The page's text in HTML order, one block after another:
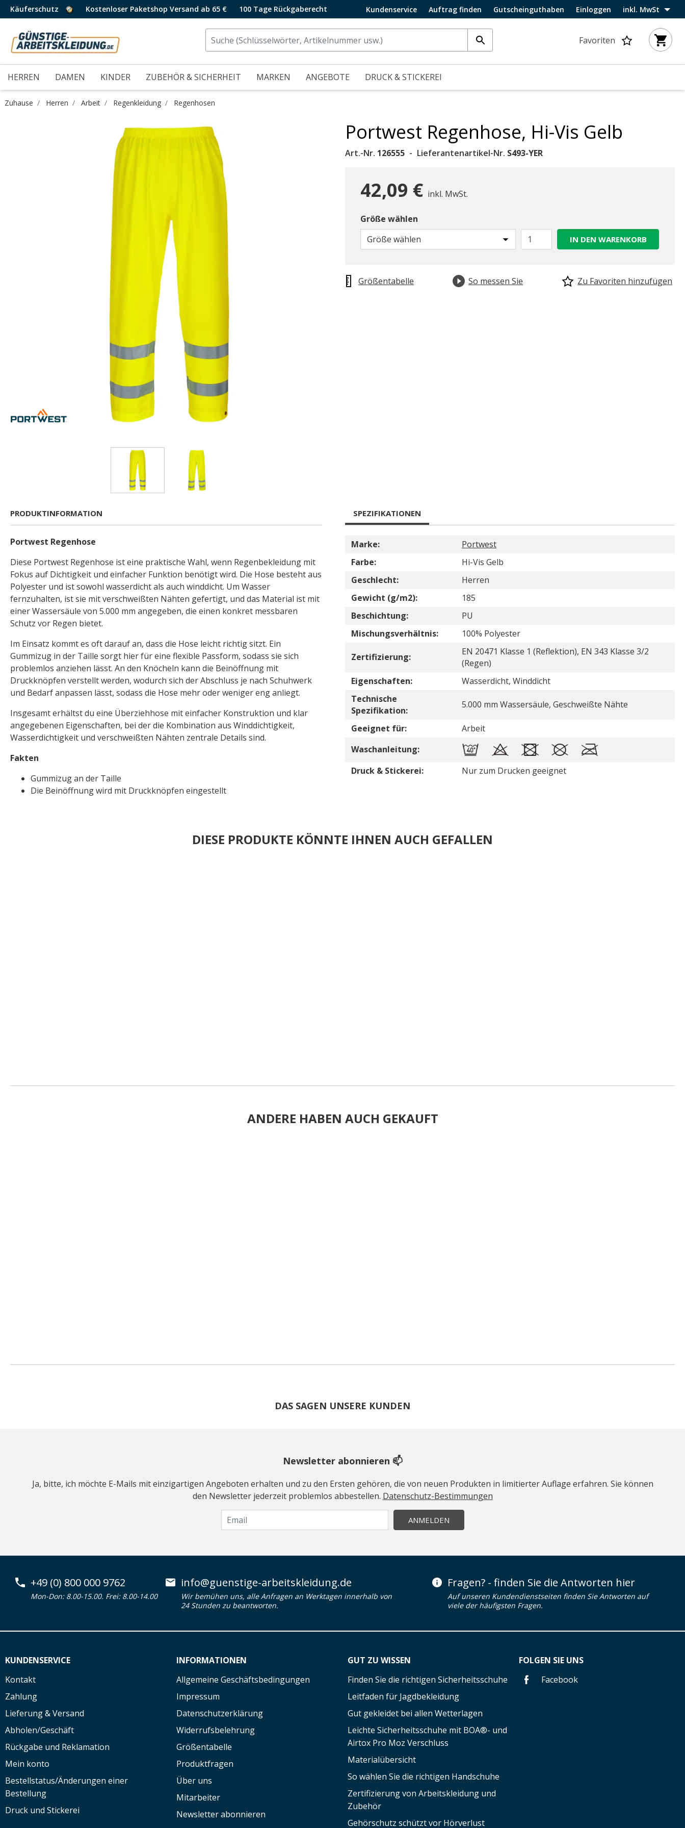
Käuferschutz Kostenloser Paketshop Versand ab 65 € 100 Tage Rückgaberecht Kundenservice Auftrag finden Gutscheinguthaben Einloggen inkl. MwSt
Favoriten
HERREN DAMEN KINDER ZUBEHÖR & SICHERHEIT MARKEN ANGEBOTE DRUCK & STICKEREI
Zuhause Herren Arbeit Regenkleidung Regenhosen
Portwest Regenhose, Hi-Vis Gelb
Art.-Nr. 126555 Lieferantenartikel-Nr. S493-YER
42,09 € inkl. MwSt.
Größe wählen
Größe wählen
IN DEN WARENKORB
Größentabelle So messen Sie Zu Favoriten hinzufügen
PRODUKTINFORMATION
Portwest Regenhose
Diese Portwest Regenhose ist eine praktische Wahl, wenn Regenbekleidung mit
Fokus auf Dichtigkeit und einfacher Funktion benötigt wird. Die Hose besteht aus
Polyester und ist sowohl wasserdicht als auch winddicht. Um Wasser
fernzuhalten, ist sie mit verschweißten Nähten gefertigt, und das Material ist mit
einer Wassersäule von 5.000 mm angegeben, die einen konkret messbaren
Schutz vor Regen bietet.
Im Einsatz kommt es oft darauf an, dass die Hose leicht richtig sitzt. Ein
Gummizug in der Taille sorgt hier für eine flexible Passform, sodass sie sich
problemlos anziehen lässt. An den Knöcheln kann die Beinöffnung mit
Druckknöpfen verstellt werden, wodurch sich der Abschluss je nach Schuhwerk
und Bedarf anpassen lässt, sodass die Hose mehr oder weniger eng anliegt.
Insgesamt erhältst du eine Überziehhose mit einfacher Konstruktion und klar
angegebenen Eigenschaften, bei der die Kombination aus Winddichtigkeit,
Wasserdichtigkeit und verschweißten Nähten zentrale Details sind.
Fakten
Gummizug an der Taille
Die Beinöffnung wird mit Druckknöpfen eingestellt
SPEZIFIKATIONEN
Marke:
Portwest
Farbe:
Hi-Vis Gelb
Geschlecht:
Herren
Gewicht (g/m2):
185
Beschichtung:
PU
Mischungsverhältnis:
100% Polyester
Zertifizierung:
EN 20471 Klasse 1 (Reflektion), EN 343 Klasse 3/2
(Regen)
Eigenschaften:
Wasserdicht, Winddicht
Technische
Spezifikation:
5.000 mm Wassersäule, Geschweißte Nähte
Geeignet für:
Arbeit
Waschanleitung:
Druck & Stickerei:
Nur zum Drucken geeignet
DIESE PRODUKTE KÖNNTE IHNEN AUCH GEFALLEN
ANDERE HABEN AUCH GEKAUFT
DAS SAGEN UNSERE KUNDEN
Newsletter abonnieren 📫
Ja, bitte, ich möchte E-Mails mit einzigartigen Angeboten erhalten und zu den Ersten gehören, die von neuen Produkten in limitierter Auflage erfahren. Sie können
den Newsletter jederzeit problemlos abbestellen. Datenschutz-Bestimmungen
ANMELDEN
+49 (0) 800 000 9762
Mon-Don: 8.00-15.00. Frei: 8.00-14.00
info@guenstige-arbeitskleidung.de
Wir bemühen uns, alle Anfragen an Werktagen innerhalb von
24 Stunden zu beantworten.
Fragen? - finden Sie die Antworten hier
Auf unseren Kundendienstseiten finden Sie Antworten auf
viele der häufigsten Fragen.
KUNDENSERVICE
Kontakt
Zahlung
Lieferung & Versand
Abholen/Geschäft
Rückgabe und Reklamation
Mein konto
Bestellstatus/Änderungen einer
Bestellung
Druck und Stickerei
INFORMATIONEN
Allgemeine Geschäftsbedingungen
Impressum
Datenschutzerklärung
Widerrufsbelehrung
Größentabelle
Produktfragen
Über uns
Mitarbeiter
Newsletter abonnieren
GUT ZU WISSEN
Finden Sie die richtigen Sicherheitsschuhe
Leitfaden für Jagdbekleidung
Gut gekleidet bei allen Wetterlagen
Leichte Sicherheitsschuhe mit BOA®- und
Airtox Pro Moz Verschluss
Materialübersicht
So wählen Sie die richtigen Handschuhe
Zertifizierung von Arbeitskleidung und
Zubehör
Gehörschutz schützt vor Hörverlust
FOLGEN SIE UNS
Facebook